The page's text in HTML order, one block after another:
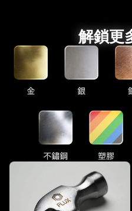
解鎖更